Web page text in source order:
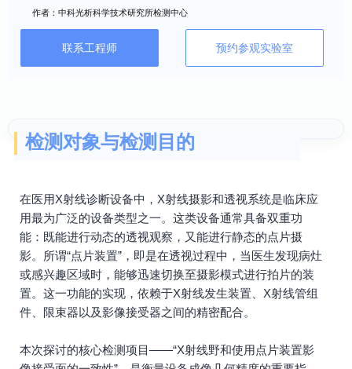
作者：中科光析科学技术研究所检测中心
联系工程师 预约参观实验室
检测对象与检测目的
在医用X射线诊断设备中，X射线摄影和透视系统是临床应
用最为广泛的设备类型之一。这类设备通常具备双重功
能：既能进行动态的透视观察，又能进行静态的点片摄
影。所谓“点片装置”，即是在透视过程中，当医生发现病灶
或感兴趣区域时，能够迅速切换至摄影模式进行拍片的装
置。这一功能的实现，依赖于X射线发生装置、X射线管组
件、限束器以及影像接受器之间的精密配合。
本次探讨的核心检测项目——“X射线野和使用点片装置影